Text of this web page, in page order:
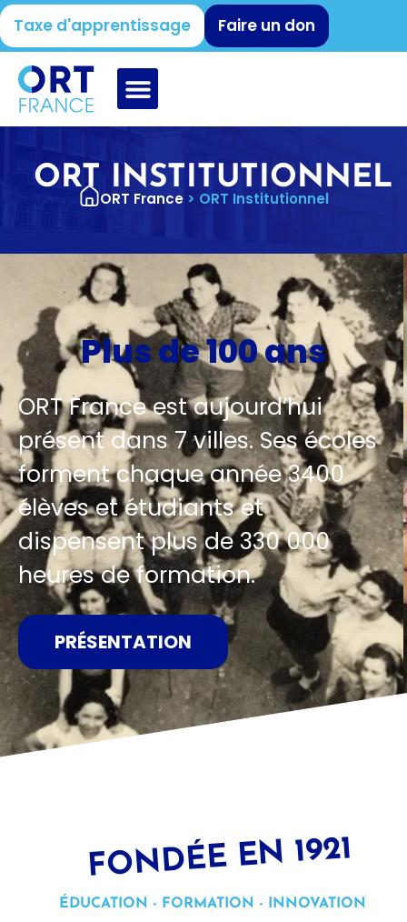
Taxe d'apprentissage Faire un don
ORT INSTITUTIONNEL
ORT France> ORT Institutionnel
Plus de 100 ans
ORT France est aujourd’hui
présent dans 7 villes. Ses écoles
forment chaque année 3400
élèves et étudiants et
dispensent plus de 330 000
heures de formation.
PRÉSENTATION
FONDÉE EN 1921
ÉDUCATION - FORMATION - INNOVATION